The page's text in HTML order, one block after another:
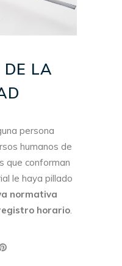
DE LA
persona
humanos de
que conforman
le haya pillado
normativa
horario.